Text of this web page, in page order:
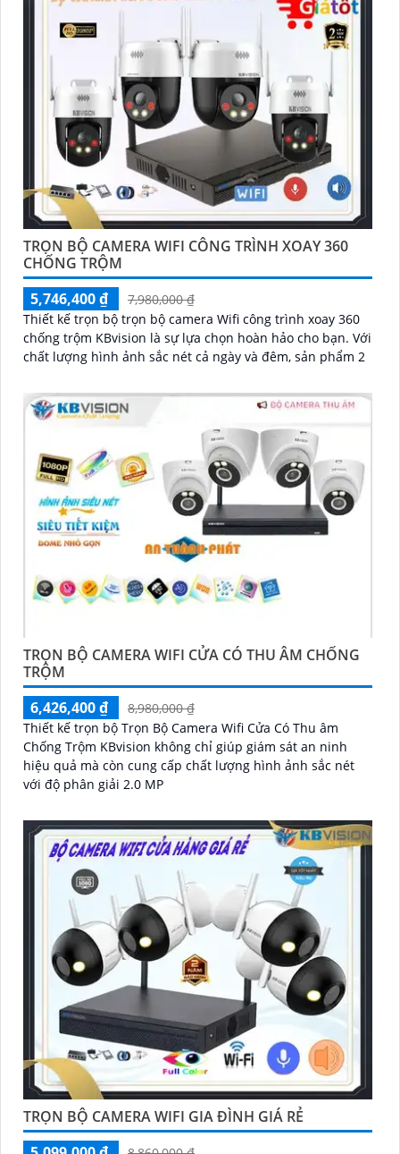
TRỌN BỘ CAMERA WIFI CÔNG TRÌNH XOAY 360
CHỐNG TRỘM
5,746,400 ₫
7,980,000 ₫
Thiết kế trọn bộ trọn bộ camera Wifi công trình xoay 360
chống trộm KBvision là sự lựa chọn hoàn hảo cho bạn. Với
chất lượng hình ảnh sắc nét cả ngày và đêm, sản phẩm 2
TRỌN BỘ CAMERA WIFI CỬA CÓ THU ÂM CHỐNG
TRỘM
6,426,400 ₫
8,980,000 ₫
Thiết kế trọn bộ Trọn Bộ Camera Wifi Cửa Có Thu âm
Chống Trộm KBvision không chỉ giúp giám sát an ninh
hiệu quả mà còn cung cấp chất lượng hình ảnh sắc nét
với độ phân giải 2.0 MP
TRỌN BỘ CAMERA WIFI GIA ĐÌNH GIÁ RẺ